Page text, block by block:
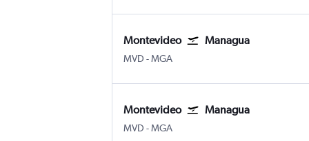
Montevideo Managua
MVD Montevideo Internacional de Carrasco
-MGA Managua Internacional Augusto
Montevideo Managua
MVD Montevideo Internacional de Carrasco
-MGA Managua Internacional Augusto